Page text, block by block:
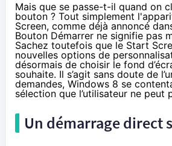
Mais que se passe-t-il quand on
bouton ? Tout simplement
Screen, comme déjà annoncé
Bouton Démarrer ne signifie pas
Sachez toutefois que le Start
nouvelles options de
désormais de choisir le fond
souhaite. Il s’agit sans doute de
demandes, Windows 8 se
sélection que l’utilisateur ne peut
Un démarrage direct